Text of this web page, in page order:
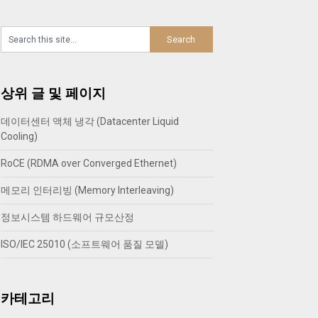
상위 글 및 페이지
데이터센터 액체 냉각 (Datacenter Liquid
Cooling)
RoCE (RDMA over Converged Ethernet)
메모리 인터리빙 (Memory Interleaving)
정보시스템 하드웨어 규모산정
ISO/IEC 25010 (소프트웨어 품질 모델)
카테고리